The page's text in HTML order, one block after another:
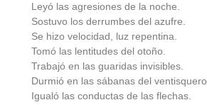
Leyó las agresiones de la noche.
Sostuvo los derrumbes del azufre.
Se hizo velocidad, luz repentina.
Tomó las lentitudes del otoño.
Trabajó en las guaridas invisibles.
Durmió en las sábanas del ventisquero.
Igualó las conductas de las flechas.